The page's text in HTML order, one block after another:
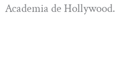
Academia de Hollywood.